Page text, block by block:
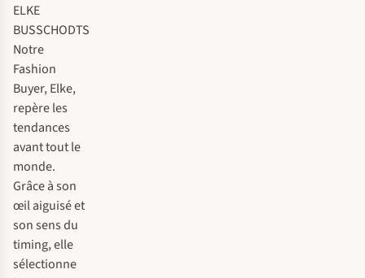
ELKE
BUSSCHODTS
Notre
Fashion
Buyer, Elke,
repère les
tendances
avant tout le
monde.
Grâce à son
œil aiguisé et
son sens du
timing, elle
sélectionne